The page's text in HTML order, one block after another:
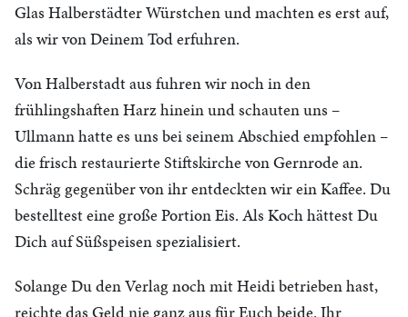
Glas Halberstädter Würstchen und machten es erst auf,
als wir von Deinem Tod erfuhren.
Von Halberstadt aus fuhren wir noch in den
frühlingshaften Harz hinein und schauten uns –
Ullmann hatte es uns bei seinem Abschied empfohlen –
die frisch restaurierte Stiftskirche von Gernrode an.
Schräg gegenüber von ihr entdeckten wir ein Kaffee. Du
bestelltest eine große Portion Eis. Als Koch hättest Du
Dich auf Süßspeisen spezialisiert.
Solange Du den Verlag noch mit Heidi betrieben hast,
reichte das Geld nie ganz aus für Euch beide. Ihr